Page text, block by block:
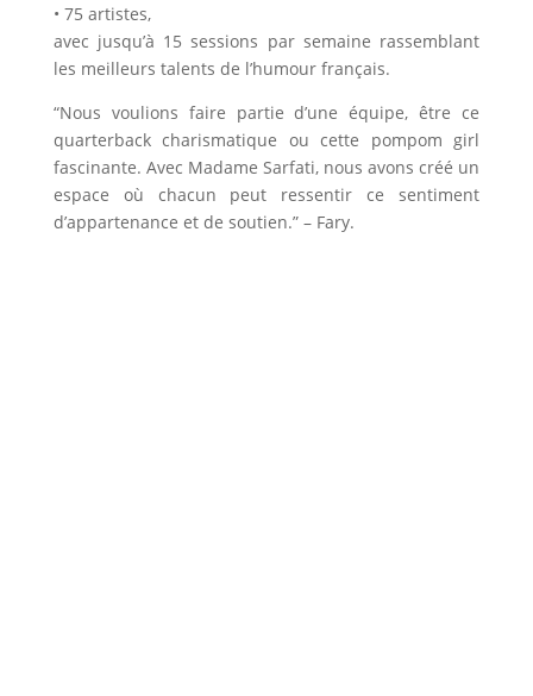
• 75 artistes,
avec jusqu’à 15 sessions par semaine rassemblant
les meilleurs talents de l’humour français.
“Nous voulions faire partie d’une équipe, être ce
quarterback charismatique ou cette pompom girl
fascinante. Avec Madame Sarfati, nous avons créé un
espace où chacun peut ressentir ce sentiment
d’appartenance et de soutien.” – Fary.